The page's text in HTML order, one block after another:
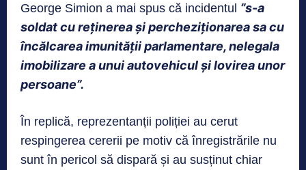
George Simion a mai spus că incidentul ”s-a
soldat cu reținerea și percheziționarea sa cu
încălcarea imunității parlamentare, nelegala
imobilizare a unui autovehicul și lovirea unor
persoane”.
În replică, reprezentanții poliției au cerut
respingerea cererii pe motiv că înregistrările nu
sunt în pericol să dispară și au susținut chiar